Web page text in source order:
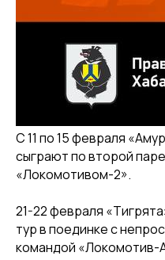
С 11 по 15 февраля
сыграют по второй
«Локомотивом-2».
21-22 февраля
тур в поединке с
командой «Локомотив-
КЛУБ
О клубе
Команда «Амурские Тигрицы»
Команда «Амурские Тигрицы-
Партнёры клуба